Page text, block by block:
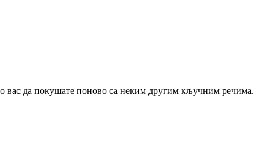
вас да покушате поново са неким другим кључним речима.